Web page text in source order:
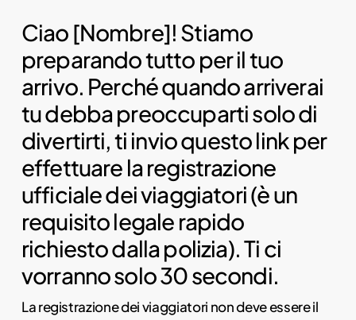
Ciao [Nombre]! Stiamo
preparando tutto per il tuo
arrivo. Perché quando arriverai
tu debba preoccuparti solo di
divertirti, ti invio questo link per
effettuare la registrazione
ufficiale dei viaggiatori (è un
requisito legale rapido
richiesto dalla polizia). Ti ci
vorranno solo 30 secondi.
La registrazione dei viaggiatori non deve essere il